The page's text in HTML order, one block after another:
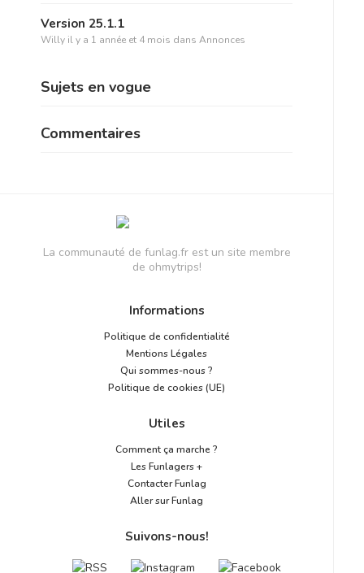
Version 25.1.1
Willy il y a 1 année et 4 mois dans Annonces
Sujets en vogue
Commentaires
La communauté de funlag.fr est un site membre
de ohmytrips!
Informations
Politique de confidentialité
Mentions Légales
Qui sommes-nous ?
Politique de cookies (UE)
Utiles
Comment ça marche ?
Les Funlagers +
Contacter Funlag
Aller sur Funlag
Suivons-nous!